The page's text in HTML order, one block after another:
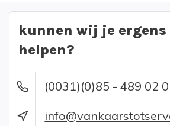
kunnen wij je ergens
helpen?
(0031)(0)85 - 489 02